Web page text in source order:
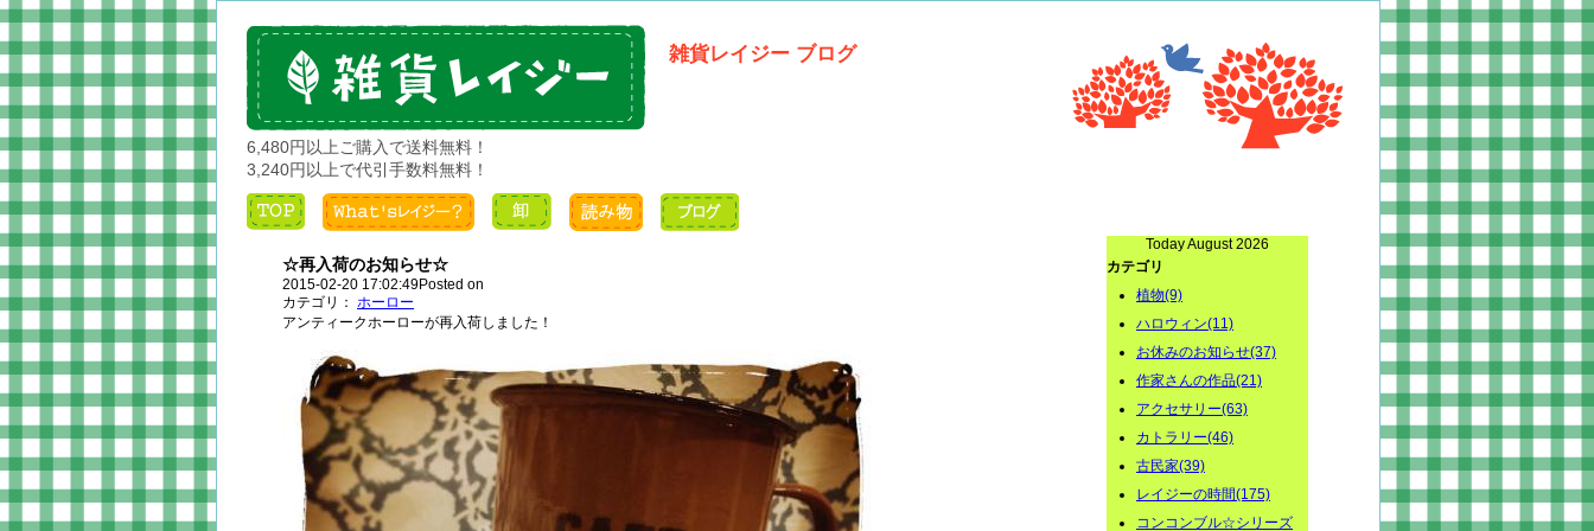
雑貨レイジー ブログ
6,480円以上ご購入で送料無料！
3,240円以上で代引手数料無料！
☆再入荷のお知らせ☆
2015-02-20 17:02:49Posted on
カテゴリ： ホーロー
アンティークホーローが再入荷しました！
Today August 2026
カテゴリ
植物(9)
ハロウィン(11)
お休みのお知らせ(37)
作家さんの作品(21)
アクセサリー(63)
カトラリー(46)
古民家(39)
レイジーの時間(175)
コンコンブル☆シリーズ